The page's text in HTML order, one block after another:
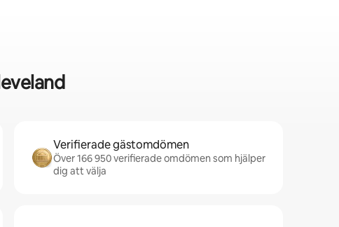
Verifierade gästomdömen
Över 166 950 verifierade omdömen som hjälper
dig att välja